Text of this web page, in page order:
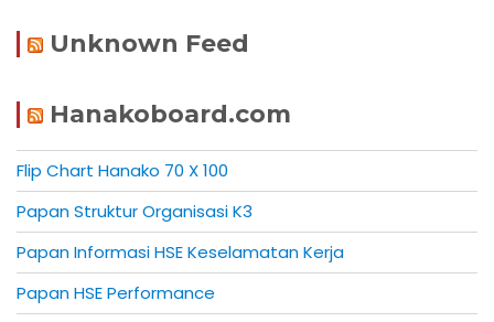
Unknown Feed
Hanakoboard.com
Flip Chart Hanako 70 X 100
Papan Struktur Organisasi K3
Papan Informasi HSE Keselamatan Kerja
Papan HSE Performance